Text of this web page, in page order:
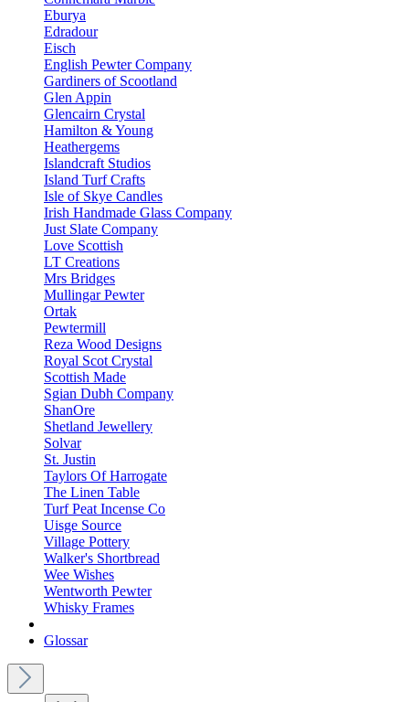
Eburya
Edradour
Eisch
English Pewter Company
Gardiners of Scootland
Glen Appin
Glencairn Crystal
Hamilton & Young
Heathergems
Islandcraft Studios
Island Turf Crafts
Isle of Skye Candles
Irish Handmade Glass Company
Just Slate Company
Love Scottish
LT Creations
Mrs Bridges
Mullingar Pewter
Ortak
Pewtermill
Reza Wood Designs
Royal Scot Crystal
Scottish Made
Sgian Dubh Company
ShanOre
Shetland Jewellery
Solvar
St. Justin
Taylors Of Harrogate
The Linen Table
Turf Peat Incense Co
Uisge Source
Village Pottery
Walker's Shortbread
Wee Wishes
Wentworth Pewter
Whisky Frames
Glossar